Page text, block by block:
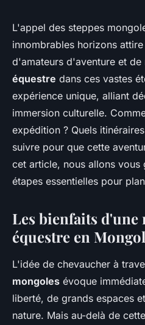
Comment
randonnée
steppes de
itinéraires et
Ayden•30 juin 2024•9 min de
L'appel des steppes
innombrables horizons
d'amateurs d'aventure et de
équestre dans ces vastes
expérience unique, alliant
immersion culturelle.
expédition ? Quels
suivre pour que cette
cet article, nous allons vous
étapes essentielles pour
Les bienfaits d'une
équestre en
L'idée de chevaucher à
mongoles évoque
liberté, de grands espaces
nature. Mais au-delà de